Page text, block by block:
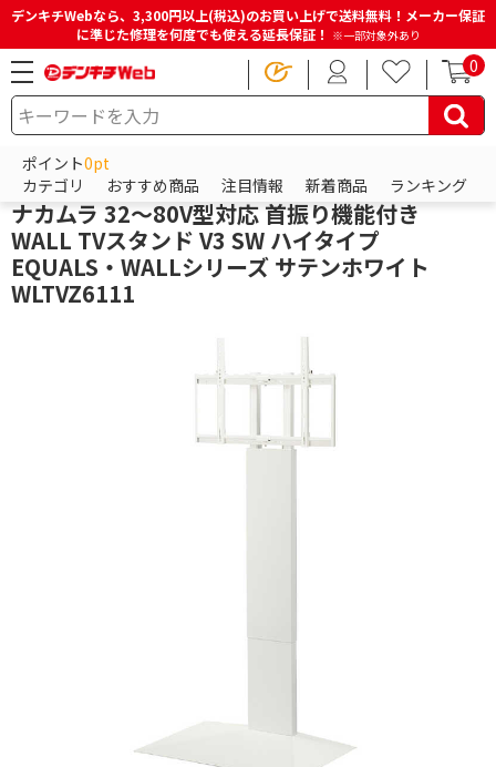
デンキチWebなら、3,300円以上(税込)のお買い上げで送料無料！メーカー保証
に準じた修理を何度でも使える延長保証！ ※一部対象外あり
0
ポイント0pt
カテゴリ
おすすめ商品 注目情報 新着商品 ランキング
HOME 商品一覧ページ テレビ・レコーダー
イコールズ (EQUALS)
ナカムラ 32～80V型対応 首振り機能付き
WALL TVスタンド V3 SW ハイタイプ
EQUALS・WALLシリーズ サテンホワイト
WLTVZ6111